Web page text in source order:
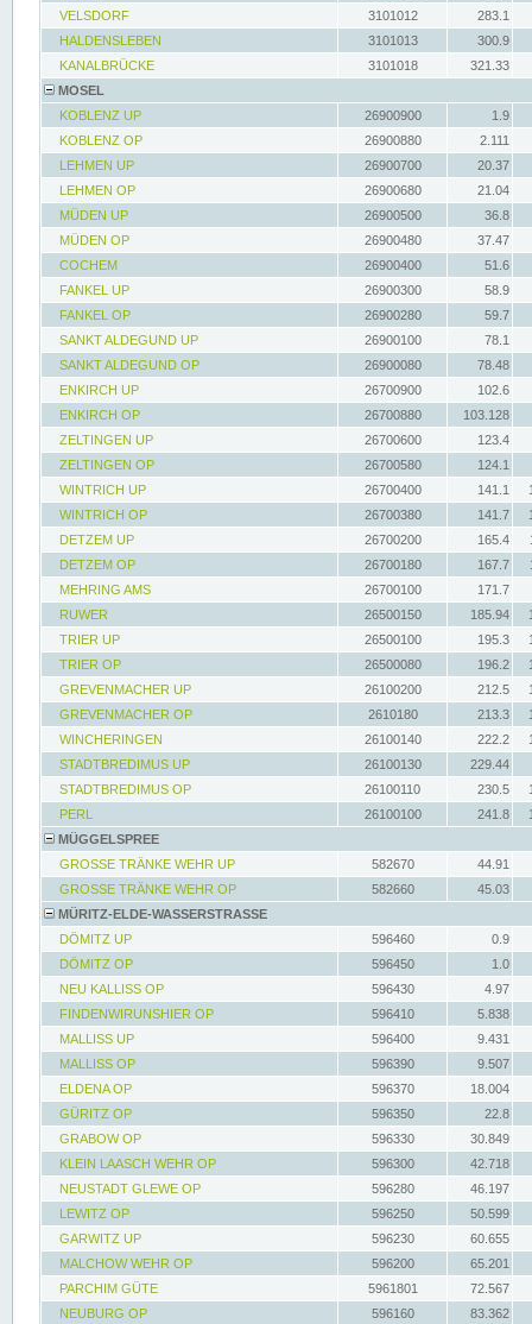
VELSDORF
3101012
283.1
HALDENSLEBEN
3101013
300.9
KANALBRÜCKE
3101018
321.33
MOSEL
KOBLENZ UP
26900900
1.9
KOBLENZ OP
26900880
2.111
LEHMEN UP
26900700
20.37
LEHMEN OP
26900680
21.04
MÜDEN UP
26900500
36.8
MÜDEN OP
26900480
37.47
COCHEM
26900400
51.6
FANKEL UP
26900300
58.9
FANKEL OP
26900280
59.7
SANKT ALDEGUND UP
26900100
78.1
SANKT ALDEGUND OP
26900080
78.48
ENKIRCH UP
26700900
102.6
ENKIRCH OP
26700880
103.128
ZELTINGEN UP
26700600
123.4
ZELTINGEN OP
26700580
124.1
WINTRICH UP
26700400 141.1
WINTRICH OP
26700380 141.7
DETZEM UP
26700200 165.4
DETZEM OP
26700180 167.7
MEHRING AMS
26700100
171.7
RUWER
26500150 185.94
TRIER UP
26500100 195.3
TRIER OP
26500080 196.2
GREVENMACHER UP
26100200 212.5
GREVENMACHER OP
2610180 213.3
WINCHERINGEN
26100140 222.2
STADTBREDIMUS UP
26100130
229.44
STADTBREDIMUS OP
26100110 230.5
PERL
26100100 241.8
MÜGGELSPREE
GROSSE TRÄNKE WEHR UP
582670
44.91
GROSSE TRÄNKE WEHR OP
582660
45.03
MÜRITZ-ELDE-WASSERSTRASSE
DÖMITZ UP
596460
0.9
DÖMITZ OP
596450
1.0
NEU KALLISS OP
596430
4.97
FINDENWIRUNSHIER OP
596410
5.838
MALLISS UP
596400
9.431
MALLISS OP
596390
9.507
ELDENA OP
596370
18.004
GÜRITZ OP
596350
22.8
GRABOW OP
596330
30.849
KLEIN LAASCH WEHR OP
596300
42.718
NEUSTADT GLEWE OP
596280
46.197
LEWITZ OP
596250
50.599
GARWITZ UP
596230
60.655
MALCHOW WEHR OP
596200
65.201
PARCHIM GÜTE
5961801
72.567
NEUBURG OP
596160
83.362